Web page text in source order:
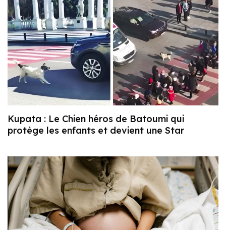
Kupata : Le Chien héros de Batoumi qui
protège les enfants et devient une Star